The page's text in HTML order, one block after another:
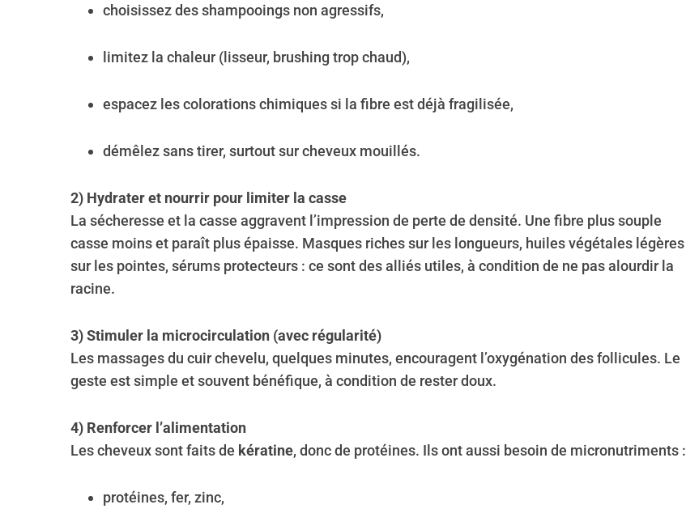
choisissez des shampooings non agressifs,
limitez la chaleur (lisseur, brushing trop chaud),
espacez les colorations chimiques si la fibre est déjà fragilisée,
démêlez sans tirer, surtout sur cheveux mouillés.
2) Hydrater et nourrir pour limiter la casse
La sécheresse et la casse aggravent l’impression de perte de densité. Une fibre plus souple
casse moins et paraît plus épaisse. Masques riches sur les longueurs, huiles végétales légères
sur les pointes, sérums protecteurs : ce sont des alliés utiles, à condition de ne pas alourdir la
racine.
3) Stimuler la microcirculation (avec régularité)
Les massages du cuir chevelu, quelques minutes, encouragent l’oxygénation des follicules. Le
geste est simple et souvent bénéfique, à condition de rester doux.
4) Renforcer l’alimentation
Les cheveux sont faits de kératine, donc de protéines. Ils ont aussi besoin de micronutriments :
protéines, fer, zinc,